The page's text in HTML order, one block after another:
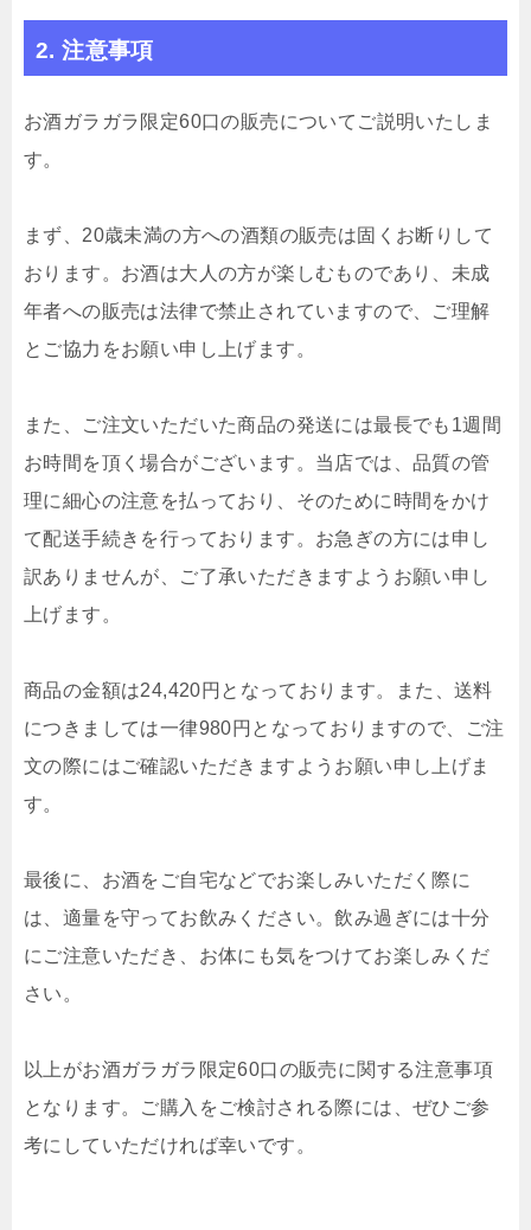
2. 注意事項
お酒ガラガラ限定60口の販売についてご説明いたしま
す。
まず、20歳未満の方への酒類の販売は固くお断りして
おります。お酒は大人の方が楽しむものであり、未成
年者への販売は法律で禁止されていますので、ご理解
とご協力をお願い申し上げます。
また、ご注文いただいた商品の発送には最長でも1週間
お時間を頂く場合がございます。当店では、品質の管
理に細心の注意を払っており、そのために時間をかけ
て配送手続きを行っております。お急ぎの方には申し
訳ありませんが、ご了承いただきますようお願い申し
上げます。
商品の金額は24,420円となっております。また、送料
につきましては一律980円となっておりますので、ご注
文の際にはご確認いただきますようお願い申し上げま
す。
最後に、お酒をご自宅などでお楽しみいただく際に
は、適量を守ってお飲みください。飲み過ぎには十分
にご注意いただき、お体にも気をつけてお楽しみくだ
さい。
以上がお酒ガラガラ限定60口の販売に関する注意事項
となります。ご購入をご検討される際には、ぜひご参
考にしていただければ幸いです。